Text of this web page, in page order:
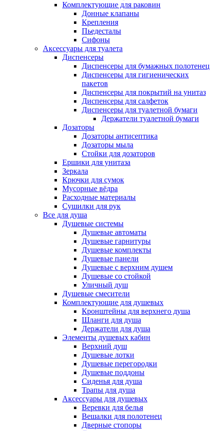
Комплектующие для раковин
Донные клапаны
Крепления
Пьедесталы
Сифоны
Аксессуары для туалета
Диспенсеры
Диспенсеры для бумажных полотенец
Диспенсеры для гигиенических
пакетов
Диспенсеры для покрытий на унитаз
Диспенсеры для салфеток
Диспенсеры для туалетной бумаги
Держатели туалетной бумаги
Дозаторы
Дозаторы антисептика
Дозаторы мыла
Стойки для дозаторов
Ершики для унитаза
Зеркала
Крючки для сумок
Мусорные вёдра
Расходные материалы
Сушилки для рук
Все для душа
Душевые системы
Душевые автоматы
Душевые гарнитуры
Душевые комплекты
Душевые панели
Душевые с верхним душем
Душевые со стойкой
Уличный душ
Душевые смесители
Комплектующие для душевых
Кронштейны для верхнего душа
Шланги для душа
Держатели для душа
Элементы душевых кабин
Верхний душ
Душевые лотки
Душевые перегородки
Душевые поддоны
Сиденья для душа
Трапы для душа
Аксессуары для душевых
Веревки для белья
Вешалки для полотенец
Дверные стопоры